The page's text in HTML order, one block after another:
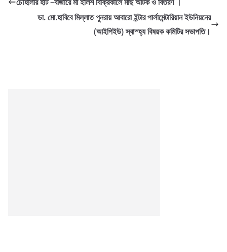
ডা. মো.হাবিবে মিল্লাত পুনরায় আবারো ইন্টার পার্লামেন্টারিয়ান ইউনিয়নের
(আইপিইউ) স্বাস্হ্য বিষয়ক কমিটির সভাপতি।